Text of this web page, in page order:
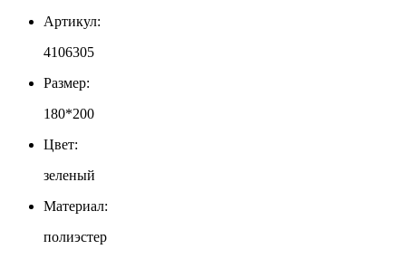
Артикул:
4106305
Размер:
180*200
Цвет:
зеленый
Материал:
полиэстер